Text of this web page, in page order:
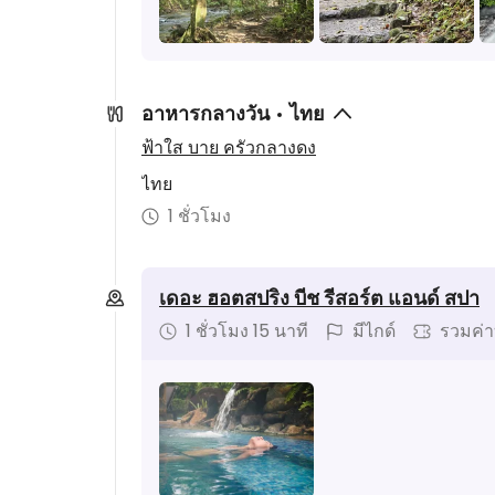
อาหารกลางวัน ไทย
ฟ้าใส บาย ครัวกลางดง
ไทย
1 ชั่วโมง
เดอะ ฮอตสปริง บีช รีสอร์ต แอนด์ สปา
1 ชั่วโมง 15 นาที มีไกด์ รวมค่